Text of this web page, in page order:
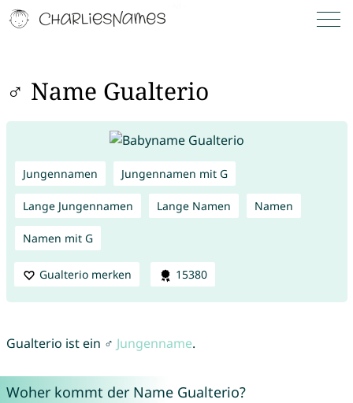
♂ Name Gualterio
Jungennamen Jungennamen mit G
Lange Jungennamen Lange Namen Namen
Namen mit G
Gualterio merken 15380
Gualterio ist ein ♂ Jungenname.
Woher kommt der Name Gualterio?